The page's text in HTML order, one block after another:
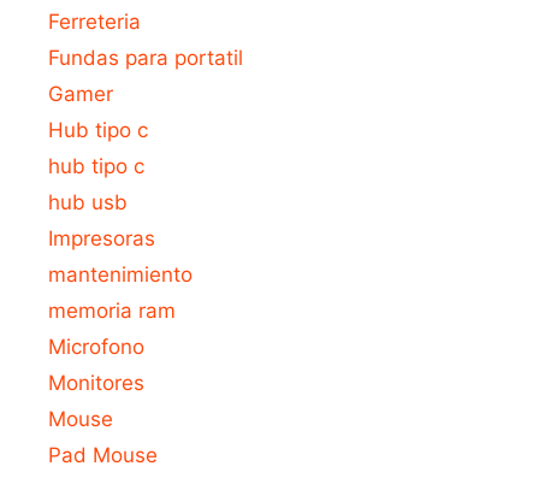
Ferreteria
Fundas para portatil
Gamer
Hub tipo c
hub tipo c
hub usb
Impresoras
mantenimiento
memoria ram
Microfono
Monitores
Mouse
Pad Mouse